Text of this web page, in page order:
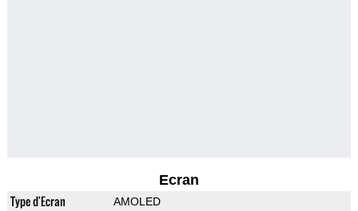
Ecran
Type d'Ecran AMOLED